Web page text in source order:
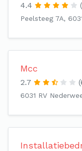
4.4
Peelsteeg 7A,
Mcc
2.7
6031 RV